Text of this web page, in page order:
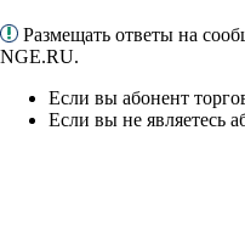
Размещать ответы на
NGE.RU.
Если вы абонент
Если вы не являетесь